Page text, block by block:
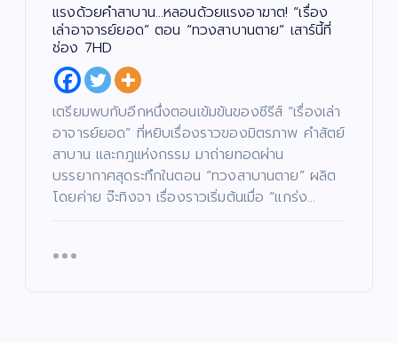
แรงด้วยคำสาบาน…หลอนด้วยแรงอาฆาต! “เรื่อง
เล่าอาจารย์ยอด” ตอน “ทวงสาบานตาย” เสาร์นี้ที่
ช่อง 7HD
เตรียมพบกับอีกหนึ่งตอนเข้มข้นของซีรีส์ “เรื่องเล่า
อาจารย์ยอด” ที่หยิบเรื่องราวของมิตรภาพ คำสัตย์
สาบาน และกฎแห่งกรรม มาถ่ายทอดผ่าน
บรรยากาศสุดระทึกในตอน “ทวงสาบานตาย” ผลิต
โดยค่าย จ๊ะทิงจา เรื่องราวเริ่มต้นเมื่อ “แกร่ง…